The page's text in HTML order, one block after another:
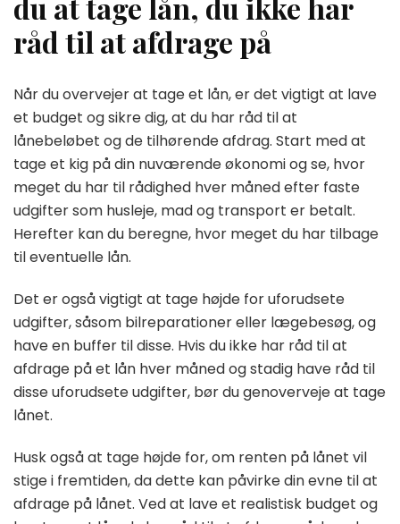
du at tage lån, du ikke har
råd til at afdrage på
Når du overvejer at tage et lån, er det vigtigt at lave
et budget og sikre dig, at du har råd til at
lånebeløbet og de tilhørende afdrag. Start med at
tage et kig på din nuværende økonomi og se, hvor
meget du har til rådighed hver måned efter faste
udgifter som husleje, mad og transport er betalt.
Herefter kan du beregne, hvor meget du har tilbage
til eventuelle lån.
Det er også vigtigt at tage højde for uforudsete
udgifter, såsom bilreparationer eller lægebesøg, og
have en buffer til disse. Hvis du ikke har råd til at
afdrage på et lån hver måned og stadig have råd til
disse uforudsete udgifter, bør du genoverveje at tage
lånet.
Husk også at tage højde for, om renten på lånet vil
stige i fremtiden, da dette kan påvirke din evne til at
afdrage på lånet. Ved at lave et realistisk budget og